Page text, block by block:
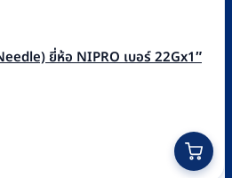
ยี่ห้อ NIPRO เบอร์ 22Gx1″